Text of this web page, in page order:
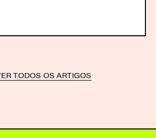
TODOS OS ARTIGOS